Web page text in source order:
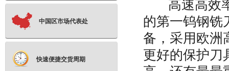
高速高效率
的第一钨钢铣
备，采用欧洲
更好的保护刀
中国区市场代表处
快速便捷交货周期